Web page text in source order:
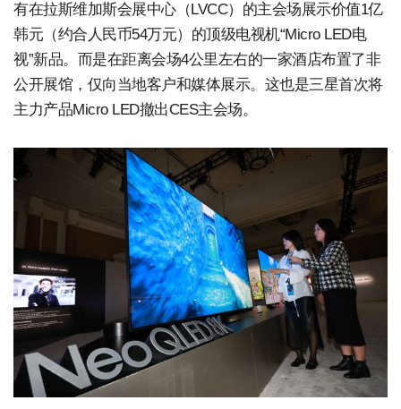
有在拉斯维加斯会展中心（LVCC）的主会场展示价值1亿
韩元（约合人民币54万元）的顶级电视机“Micro LED电
视”新品。而是在距离会场4公里左右的一家酒店布置了非
公开展馆，仅向当地客户和媒体展示。这也是三星首次将
主力产品Micro LED撤出CES主会场。